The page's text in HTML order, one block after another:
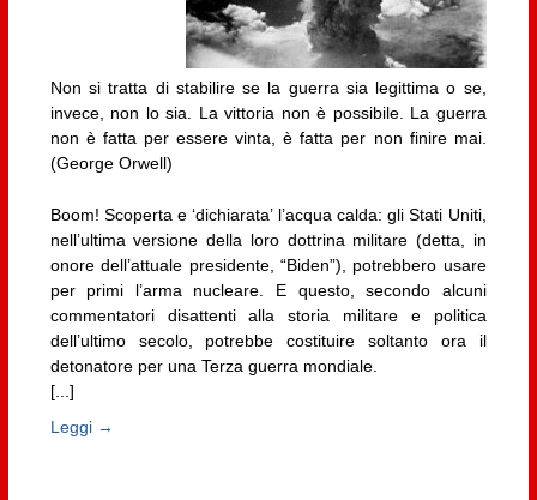
Non si tratta di stabilire se la guerra sia legittima o se,
invece, non lo sia. La vittoria non è possibile. La guerra
non è fatta per essere vinta, è fatta per non finire mai.
(George Orwell)
Boom! Scoperta e ‘dichiarata’ l’acqua calda: gli Stati Uniti,
nell’ultima versione della loro dottrina militare (detta, in
onore dell’attuale presidente, “Biden”), potrebbero usare
per primi l’arma nucleare. E questo, secondo alcuni
commentatori disattenti alla storia militare e politica
dell’ultimo secolo, potrebbe costituire soltanto ora il
detonatore per una Terza guerra mondiale.
[...]
Leggi →